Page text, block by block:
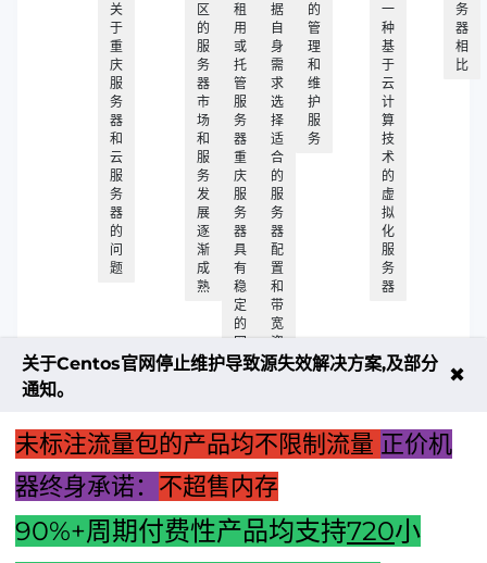
关
于
重
庆
服
务
器
和
云
服
务
器
的
问
题
区
的
服
务
器
市
场
和
服
务
发
展
逐
渐
成
熟
租
用
或
托
管
服
务
器
重
庆
服
务
器
具
有
稳
定
的
网
络
良
好
的
性
据
自
身
需
求
选
择
适
合
的
服
务
器
配
置
和
带
宽
资
源
的
管
理
和
维
护
服
务
一
种
基
于
云
计
算
技
术
的
虚
拟
化
服
务
器
务
器
相
比
关于Centos官网停止维护导致源失效解决方案,及部分
通知。
✖
未标注流量包的产品均不限制流量 正价机
器终身承诺： 不超售内存
90%+周期付费性产品均支持720小